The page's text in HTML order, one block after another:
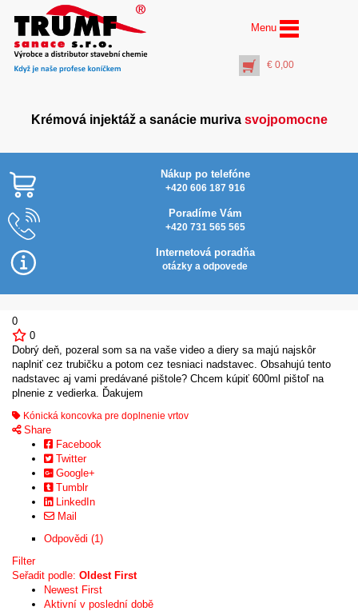
Menu
€ 0,00
Krémová injektáž a sanácie muriva svojpomocne
Nákup po telefóne
+420 606 187 916
Poradíme Vám
+420 731 565 565
Internetová poradňa
otázky a odpovede
0
0
Dobrý deň, pozeral som sa na vaše video a diery sa majú najskôr
naplniť cez trubičku a potom cez tesniaci nadstavec. Obsahujú tento
nadstavec aj vami predávané pištole? Chcem kúpiť 600ml pištoľ na
plnenie z vedierka. Ďakujem
Kónická koncovka pre doplnenie vrtov
Share
Facebook
Twitter
Google+
Tumblr
LinkedIn
Mail
Odpovědi (1)
Filter
Seřadit podle: Oldest First
Newest First
Aktivní v poslední době
+